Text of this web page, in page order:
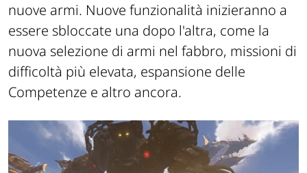
nuove armi. Nuove funzionalità inizieranno a
essere sbloccate una dopo l'altra, come la
nuova selezione di armi nel fabbro, missioni di
difficoltà più elevata, espansione delle
Competenze e altro ancora.